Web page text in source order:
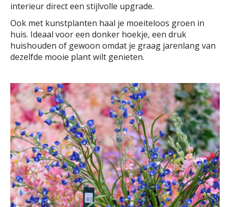
interieur direct een stijlvolle upgrade.
Ook met kunstplanten haal je moeiteloos groen in
huis. Ideaal voor een donker hoekje, een druk
huishouden of gewoon omdat je graag jarenlang van
dezelfde mooie plant wilt genieten.